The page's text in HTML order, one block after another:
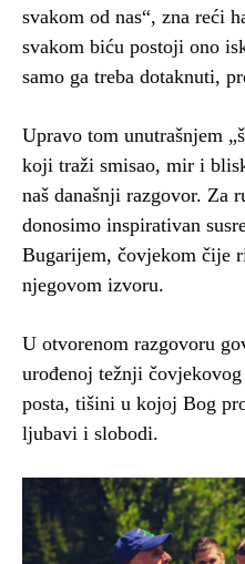
svakom od nas“, zna reći
svakom biću postoji ono
samo ga treba dotaknuti,
Upravo tom unutrašnjem
koji traži smisao, mir i
naš današnji razgovor. Za
donosimo inspirativan
Bugarijem, čovjekom čije
njegovom izvoru.
U otvorenom razgovoru
urođenoj težnji
posta, tišini u kojoj Bog
ljubavi i slobodi.